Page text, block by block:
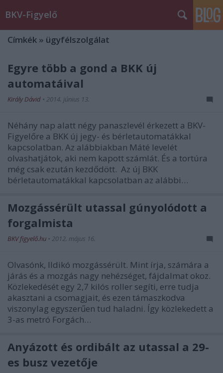
BKV-Figyelő
Címkék » ügyfélszolgálat
Egyre több a gond a BKK új
automatáival
Király Dávid • 2014. június 13.
Néhány nap alatt négy panaszlevél érkezett a BKV-
Figyelőre a BKK új jegy- és bérletautomatákkal
kapcsolatban. Az alábbiakban Máté levelét
olvashatjátok, aki nem kapott számlát. És a tortúra
még csak ezután kezdődött. Az új BKK
bérletautomatákkal kapcsolatban az alábbi…
Mozgássérült utassal gúnyolódott a
forgalmista
BKV figyelő.hu • 2012. május 16.
Olvasónk, Ildikó mozgássérült. Mint írja, számára a
járás és a mozgás nagy nehézséget, fájdalmat okoz.
Közlekedését egy 2,7 kilós roller segíti, erre tudja
akasztani a csomagjait, és ezen támaszkodva
viszonylag egyszerűen tud haladni. Így közlekedett a
3-as metró Forgách…
Anyázott és ordibált az utassal a 29-
es busz vezetője